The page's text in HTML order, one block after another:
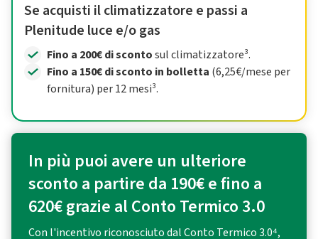
Se acquisti il climatizzatore e passi a
Plenitude luce e/o gas
Fino a 200€ di scontosul climatizzatore³.
Fino a 150€ di sconto in bolletta (6,25€/mese per
fornitura) per 12 mesi³.
In più puoi avere un ulteriore
sconto a partire da 190€ e fino a
620€ grazie al Conto Termico 3.0
Con l'incentivo riconosciuto dal Conto Termico 3.0⁴,